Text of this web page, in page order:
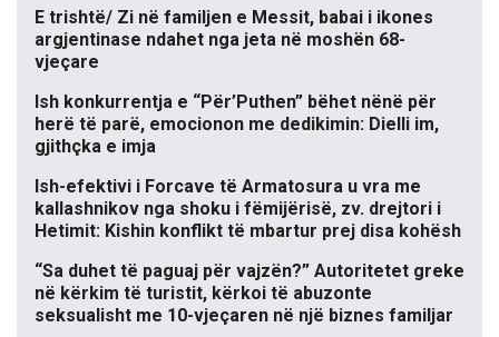
E trishtë/ Zi në familjen e Messit, babai i ikones
argjentinase ndahet nga jeta në moshën 68-
vjeçare
Ish konkurrentja e “Për’Puthen” bëhet nënë për
herë të parë, emocionon me dedikimin: Dielli im,
gjithçka e imja
Ish-efektivi i Forcave të Armatosura u vra me
kallashnikov nga shoku i fëmijërisë, zv. drejtori i
Hetimit: Kishin konflikt të mbartur prej disa kohësh
“Sa duhet të paguaj për vajzën?” Autoritetet greke
në kërkim të turistit, kërkoi të abuzonte
seksualisht me 10-vjeçaren në një biznes familjar